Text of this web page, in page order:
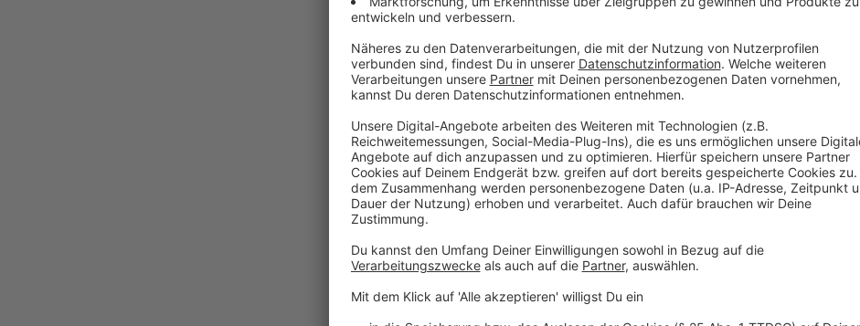
Wer haftet für das Geld aus der Erkrather Sparkasse?
Vor dem Landgericht Düsseldorf wird ab heute
aufkommen muss. Die waren im Juni 2019 aus dem
verschwunden; wenige Stunden nachdem Geldboten sie
gebracht hatten. Die Sparkasse argumentiert: Es handelt
entsprechende Spuren. Gegen Diebstahl wäre das Geld
aber anders und will das Geld nicht ersetzen. Das
recht hat.
Staureiches Wochenende
Zum Start der Herbstferien wird es laut ADAC auf den
und zwar schon an diesem Wochenenende. Davor warnt